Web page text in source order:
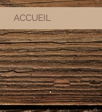
ACCUEIL